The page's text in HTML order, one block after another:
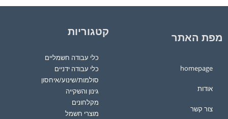
מפת האתר
homepage
אודות
צור קשר
קטגוריות
כלי עבודה חשמליים
כלי עבודה ידניים
סולמות/שינוע/איחסון
גינון והשקייה
מקלחונים
מוצרי חשמל